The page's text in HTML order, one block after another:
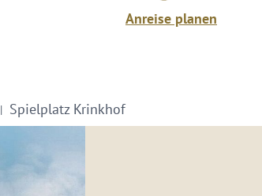
Anreise planen
Spielplatz Krinkhof